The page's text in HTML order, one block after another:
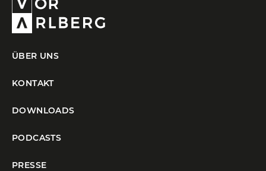
ÜBER UNS
KONTAKT
DOWNLOADS
PODCASTS
PRESSE